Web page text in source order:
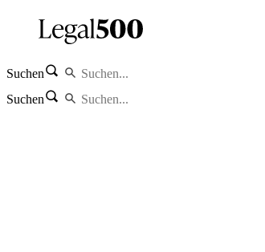
Suchen
Suchen